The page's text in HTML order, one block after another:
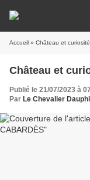
Accueil » Château et
Château et
Publié le 21/07/2023 à
Par Le Chevalier